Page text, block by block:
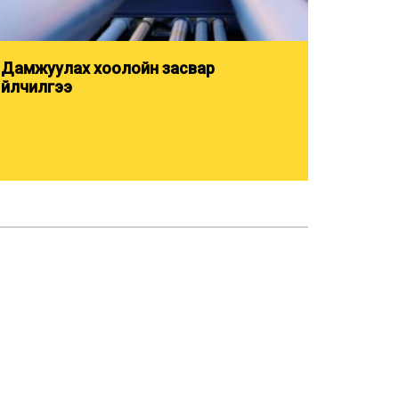
Дамжуулах хоолойн засвар
үйлчилгээ